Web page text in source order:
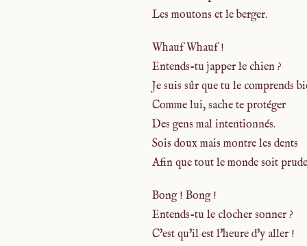
Les moutons et le berger.
Whauf Whauf !
Entends-tu japper le chien ?
Je suis sûr que tu le comprends
Comme lui, sache te protéger
Des gens mal intentionnés.
Sois doux mais montre les dents
Afin que tout le monde soit
Bong ! Bong !
Entends-tu le clocher sonner ?
C'est qu'il est l'heure d'y aller !